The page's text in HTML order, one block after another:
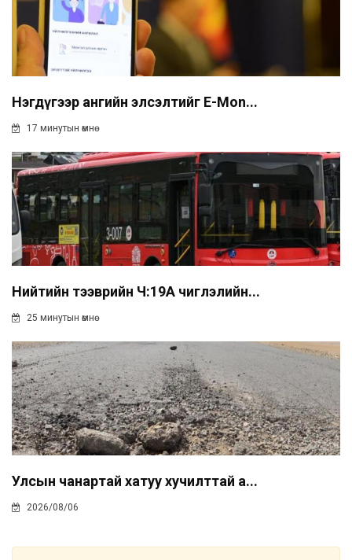
Нэгдүгээр ангийн элсэлтийг E-Mon...
17 минутын өмнө
Нийтийн тээврийн Ч:19А чиглэлийн...
25 минутын өмнө
Улсын чанартай хатуу хучилттай а...
2026/08/06